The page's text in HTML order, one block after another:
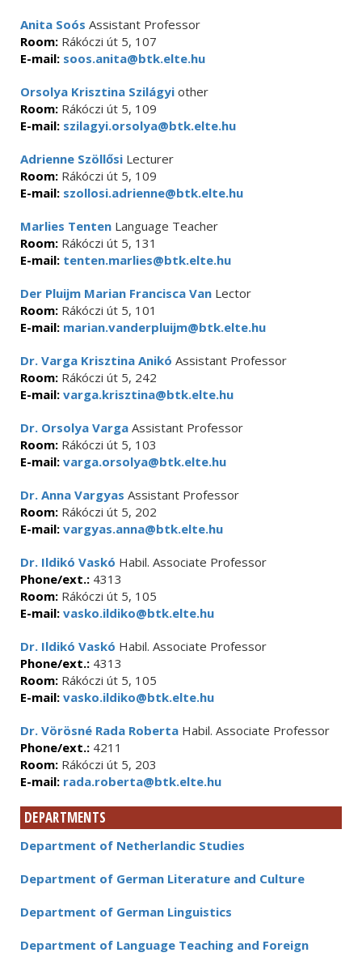
Anita Soós Assistant Professor
Room: Rákóczi út 5, 107
E-mail: soos.anita@btk.elte.hu
Orsolya Krisztina Szilágyi other
Room: Rákóczi út 5, 109
E-mail: szilagyi.orsolya@btk.elte.hu
Adrienne Szöllősi Lecturer
Room: Rákóczi út 5, 109
E-mail: szollosi.adrienne@btk.elte.hu
Marlies Tenten Language Teacher
Room: Rákóczi út 5, 131
E-mail: tenten.marlies@btk.elte.hu
Der Pluijm Marian Francisca Van Lector
Room: Rákóczi út 5, 101
E-mail: marian.vanderpluijm@btk.elte.hu
Dr. Varga Krisztina Anikó Assistant Professor
Room: Rákóczi út 5, 242
E-mail: varga.krisztina@btk.elte.hu
Dr. Orsolya Varga Assistant Professor
Room: Rákóczi út 5, 103
E-mail: varga.orsolya@btk.elte.hu
Dr. Anna Vargyas Assistant Professor
Room: Rákóczi út 5, 202
E-mail: vargyas.anna@btk.elte.hu
Dr. Ildikó Vaskó Habil. Associate Professor
Phone/ext.: 4313
Room: Rákóczi út 5, 105
E-mail: vasko.ildiko@btk.elte.hu
Dr. Ildikó Vaskó Habil. Associate Professor
Phone/ext.: 4313
Room: Rákóczi út 5, 105
E-mail: vasko.ildiko@btk.elte.hu
Dr. Vörösné Rada Roberta Habil. Associate Professor
Phone/ext.: 4211
Room: Rákóczi út 5, 203
E-mail: rada.roberta@btk.elte.hu
DEPARTMENTS
Department of Netherlandic Studies
Department of German Literature and Culture
Department of German Linguistics
Department of Language Teaching and Foreign